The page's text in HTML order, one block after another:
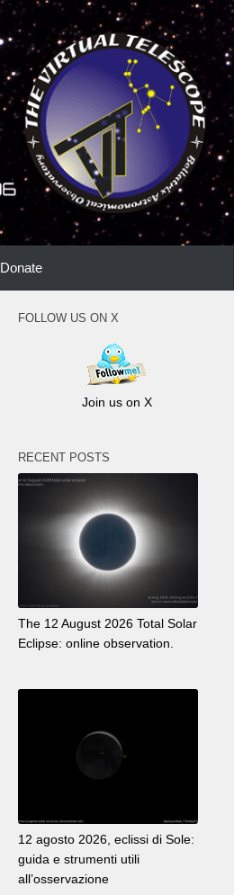
Donate
FOLLOW US ON X
Join us on X
RECENT POSTS
The 12 August 2026 Total Solar
Eclipse: online observation.
12 agosto 2026, eclissi di Sole:
guida e strumenti utili
all’osservazione